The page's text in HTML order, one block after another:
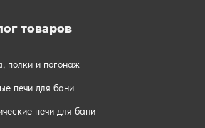
товаров
полки и погонаж
печи для бани
печи для бани